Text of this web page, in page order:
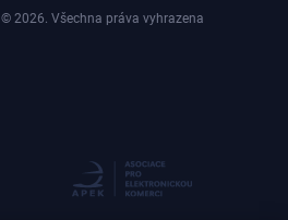
© 2026. Všechna práva vyhrazena